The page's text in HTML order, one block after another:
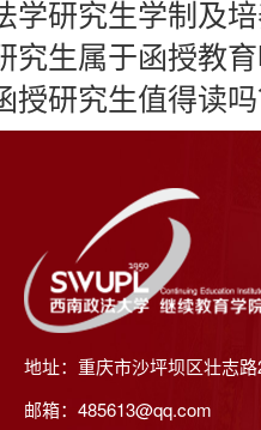
学研究生学制及
究生属于函授教
授研究生值得读吗
地址：重庆市沙坪坝区壮志
邮箱：485613@qq.com